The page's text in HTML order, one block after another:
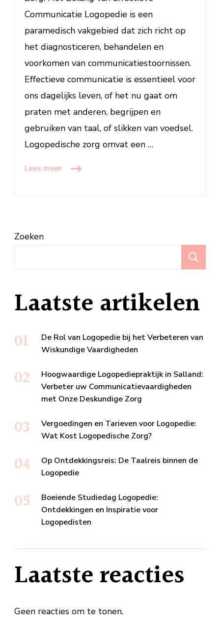
Communicatie Logopedie is een
paramedisch vakgebied dat zich richt op
het diagnosticeren, behandelen en
voorkomen van communicatiestoornissen.
Effectieve communicatie is essentieel voor
ons dagelijks leven, of het nu gaat om
praten met anderen, begrijpen en
gebruiken van taal, of slikken van voedsel.
Logopedische zorg omvat een …
Lees meer
Zoeken
Laatste artikelen
De Rol van Logopedie bij het Verbeteren van
Wiskundige Vaardigheden
Hoogwaardige Logopediepraktijk in Salland:
Verbeter uw Communicatievaardigheden
met Onze Deskundige Zorg
Vergoedingen en Tarieven voor Logopedie:
Wat Kost Logopedische Zorg?
Op Ontdekkingsreis: De Taalreis binnen de
Logopedie
Boeiende Studiedag Logopedie:
Ontdekkingen en Inspiratie voor
Logopedisten
Laatste reacties
Geen reacties om te tonen.